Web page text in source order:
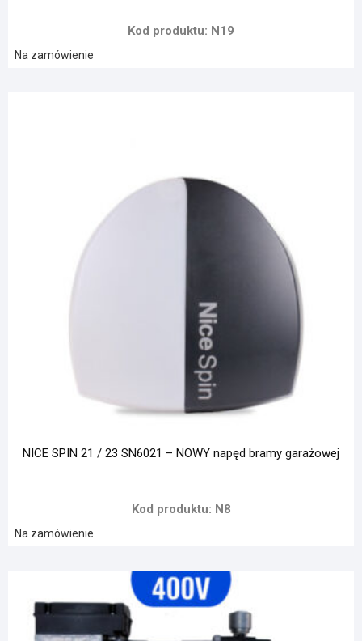
Kod produktu: N19
Na zamówienie
NICE SPIN 21 / 23 SN6021 – NOWY napęd bramy garażowej
Kod produktu: N8
Na zamówienie